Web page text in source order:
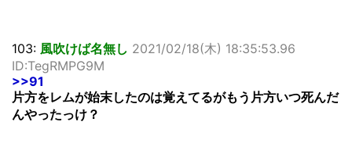
103: 風吹けば名無し 2021/02/18(木) 18:35:53.96
ID:TegRMPG9M
>>91
片方をレムが始末したのは覚えてるがもう片方いつ死んだ
んやったっけ？